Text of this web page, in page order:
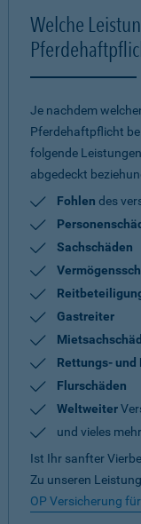
Welche
Je nachdem
Pferdehaftpflicht
folgende
abgedeckt
Fohlen des
Sachschäden
Gastreiter
Rettungs- und
Flurschäden
Weltweiter
und vieles mehr
Ist Ihr sanfter
Zu unseren
OP Versicherung